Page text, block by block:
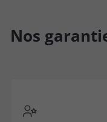
Nos